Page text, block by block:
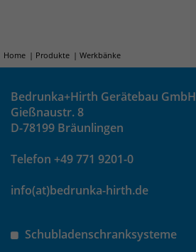
Home Produkte Werkbänke
Bedrunka+Hirth Gerätebau GmbH
Gießnaustr. 8
D-78199 Bräunlingen
Telefon +49 771 9201-0
info(at)bedrunka-hirth.de
Schubladenschranksysteme